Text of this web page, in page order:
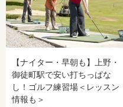
【ナイター・早朝も】上野・
御徒町駅で安い打ちっぱな
し！ゴルフ練習場＜レッスン
情報も＞